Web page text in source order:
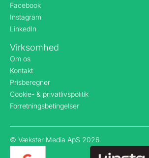
Facebook
Instagram
LinkedIn
Virksomhed
Om os
Kontakt
Prisberegner
Cookie- & privatlivspolitik
Forretningsbetingelser
© Vækster Media ApS 2026